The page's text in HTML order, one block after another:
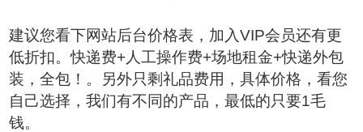
建议您看下网站后台价格表，加入VIP会员还有更
低折扣。快递费+人工操作费+场地租金+快递外包
装，全包！。另外只剩礼品费用，具体价格，看您
自己选择，我们有不同的产品，最低的只要1毛
钱。